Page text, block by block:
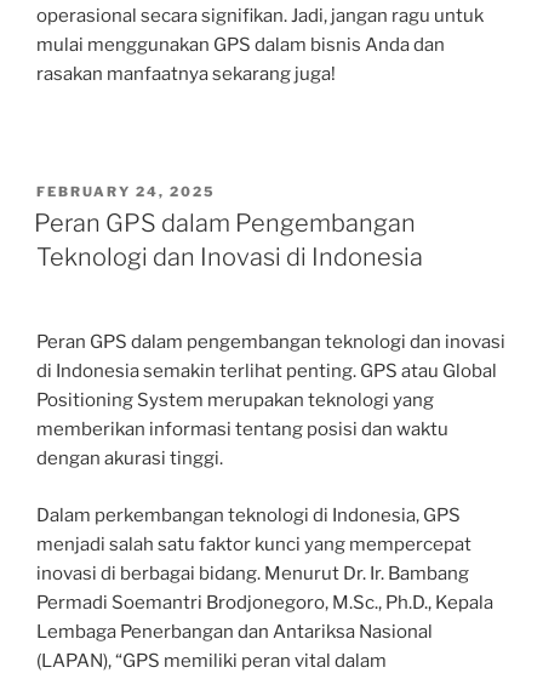
operasional secara signifikan. Jadi, jangan ragu untuk
mulai menggunakan GPS dalam bisnis Anda dan
rasakan manfaatnya sekarang juga!
POSTED
ON
FEBRUARY 24, 2025
Peran GPS dalam Pengembangan
Teknologi dan Inovasi di Indonesia
Peran GPS dalam pengembangan teknologi dan inovasi
di Indonesia semakin terlihat penting. GPS atau Global
Positioning System merupakan teknologi yang
memberikan informasi tentang posisi dan waktu
dengan akurasi tinggi.
Dalam perkembangan teknologi di Indonesia, GPS
menjadi salah satu faktor kunci yang mempercepat
inovasi di berbagai bidang. Menurut Dr. Ir. Bambang
Permadi Soemantri Brodjonegoro, M.Sc., Ph.D., Kepala
Lembaga Penerbangan dan Antariksa Nasional
(LAPAN), “GPS memiliki peran vital dalam